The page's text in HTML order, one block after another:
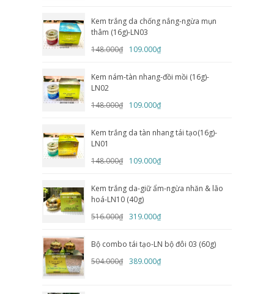
Kem trắng da chống nắng-ngừa mụn
thâm (16g)-LN03
148.000₫
109.000₫
Kem nám-tàn nhang-đồi mồi (16g)-
LN02
148.000₫
109.000₫
Kem trắng da tàn nhang tái tạo(16g)-
LN01
148.000₫
109.000₫
Kem trắng da-giữ ẩm-ngừa nhăn & lão
hoá-LN10 (40g)
516.000₫ 319.000₫
Bộ combo tái tạo-LN bộ đôi 03 (60g)
504.000₫ 389.000₫